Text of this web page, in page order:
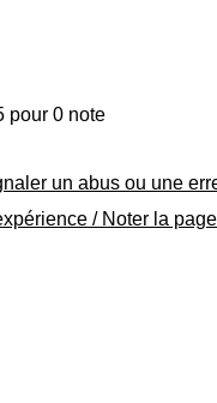
pour 0 note
un abus ou une
/ Noter la page